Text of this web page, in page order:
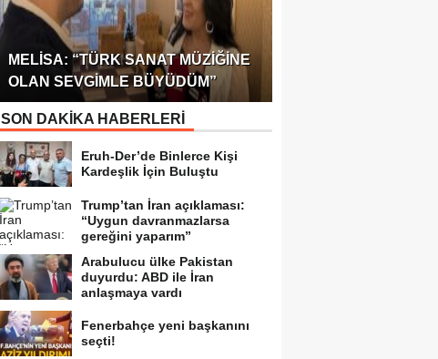
MELISA: “TÜRK SANAT MÜZIĞINE
OLAN SEVGIMLE BÜYÜDÜM”
SON DAKİKA HABERLERİ
Eruh-Der’de Binlerce Kişi
Kardeşlik İçin Buluştu
Trump’tan İran açıklaması:
“Uygun davranmazlarsa
gereğini yaparım”
Arabulucu ülke Pakistan
duyurdu: ABD ile İran
anlaşmaya vardı
Fenerbahçe yeni başkanını
seçti!